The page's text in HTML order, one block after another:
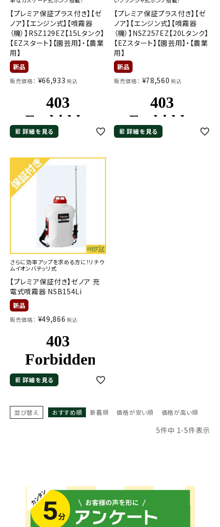
【プレミア保証プラス付き】【ゼ
ノア】【エンジン式】【噴霧器
（機）】RSZ129EZ【15Lタンク】
【EZスタート】【園芸用】・【農業
用】
販売価格： ¥66,933 税込
詳細を見る
【プレミア保証プラス付き】【ゼ
ノア】【エンジン式】【噴霧器
（機）】NSZ257EZ【20Lタンク】
【EZスタート】【園芸用】・【農業
用】
販売価格： ¥78,560 税込
詳細を見る
さらに効率アップを求める方に！リチウ
ムイオンバテッリ式
【プレミア保証付き】ゼノア 充
電式噴霧器 NSB154Li
販売価格： ¥49,866 税込
詳細を見る
並び替え おすすめ順 新着順 価格が安い順 価格が高い順
5件中 1-5件表示